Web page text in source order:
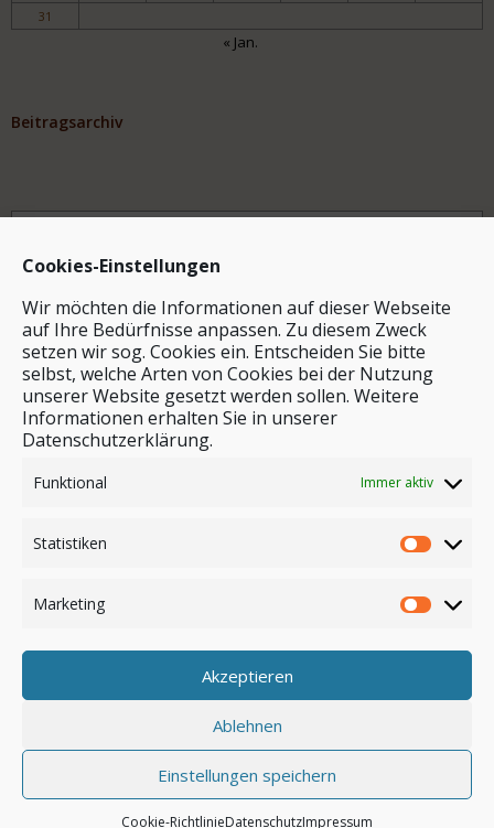
Cookies-Einstellungen
Wir möchten die Informationen auf dieser Webseite
auf Ihre Bedürfnisse anpassen. Zu diesem Zweck
setzen wir sog. Cookies ein. Entscheiden Sie bitte
selbst, welche Arten von Cookies bei der Nutzung
unserer Website gesetzt werden sollen. Weitere
Informationen erhalten Sie in unserer
Datenschutzerklärung.
Funktional Immer aktiv
Statistiken
Marketing
Akzeptieren
Ablehnen
Einstellungen speichern
Cookie-RichtlinieDatenschutzImpressum
31
« Jan.
Beitragsarchiv
Archiv
Stichwortsuche
Anmelden
© by safar-reiseblog.de